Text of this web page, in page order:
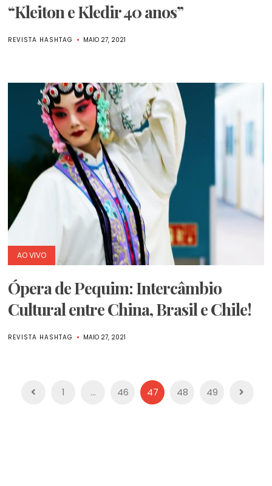
“Kleiton e Kledir 40 anos”
REVISTA HASHTAG MAIO 27, 2021
AO VIVO
Ópera de Pequim: Intercâmbio
Cultural entre China, Brasil e Chile!
REVISTA HASHTAG MAIO 27, 2021
Paginação
1 … 46 47 48 49